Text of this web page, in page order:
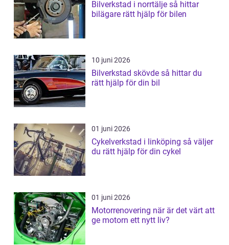
Bilverkstad i norrtälje så hittar
bilägare rätt hjälp för bilen
10 juni 2026
Bilverkstad skövde så hittar du
rätt hjälp för din bil
01 juni 2026
Cykelverkstad i linköping så väljer
du rätt hjälp för din cykel
01 juni 2026
Motorrenovering när är det värt att
ge motorn ett nytt liv?